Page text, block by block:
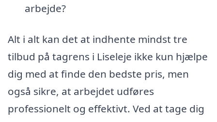
arbejde?
Alt i alt kan det at indhente mindst tre
tilbud på tagrens i Liseleje ikke kun hjælpe
dig med at finde den bedste pris, men
også sikre, at arbejdet udføres
professionelt og effektivt. Ved at tage dig